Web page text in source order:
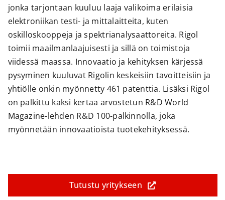
jonka tarjontaan kuuluu laaja valikoima erilaisia
elektroniikan testi- ja mittalaitteita, kuten
oskilloskooppeja ja spektrianalysaattoreita. Rigol
toimii maailmanlaajuisesti ja sillä on toimistoja
viidessä maassa. Innovaatio ja kehityksen kärjessä
pysyminen kuuluvat Rigolin keskeisiin tavoitteisiin ja
yhtiölle onkin myönnetty 461 patenttia. Lisäksi Rigol
on palkittu kaksi kertaa arvostetun R&D World
Magazine-lehden R&D 100-palkinnolla, joka
myönnetään innovaatioista tuotekehityksessä.
Tutustu yritykseen